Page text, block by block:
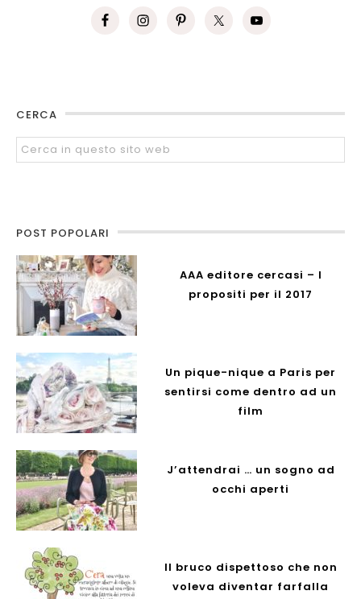
CERCA
POST POPOLARI
AAA editore cercasi – I
propositi per il 2017
Un pique-nique a Paris per
sentirsi come dentro ad un
film
J’attendrai … un sogno ad
occhi aperti
Il bruco dispettoso che non
voleva diventar farfalla